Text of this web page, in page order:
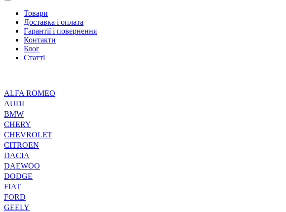
Товари
Доставка і оплата
Гарантії і повернення
Контакти
Блог
Статті
ALFA ROMEO
AUDI
BMW
CHERY
CHEVROLET
CITROEN
DACIA
DAEWOO
DODGE
FIAT
FORD
GEELY